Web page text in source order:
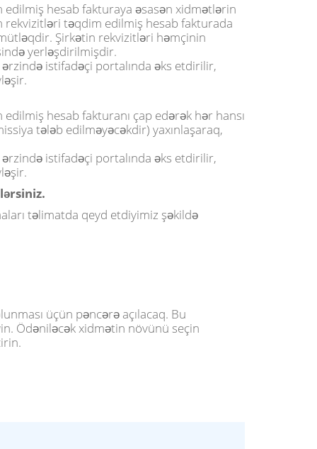
hesab fakturaya əsasən xidmətlərin
təqdim edilmiş hesab fakturada
Şirkətin rekvizitləri həmçinin
yerləşdirilmişdir.
istifadəçi portalında əks etdirilir,
hesab fakturanı çap edərək hər hansı
tələb edilməyəcəkdir) yaxınlaşaraq,
istifadəçi portalında əks etdirilir,
təlimatda qeyd etdiyimiz şəkildə
üçün pəncərə açılacaq. Bu
Ödəniləcək xidmətin növünü seçin